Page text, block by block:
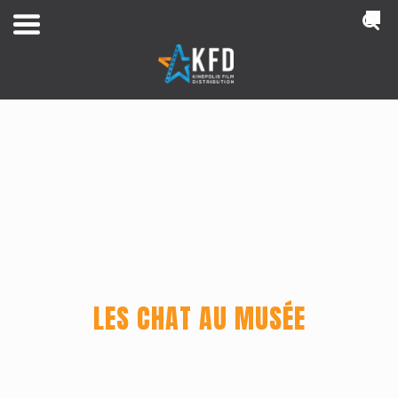
LES CHAT AU MUSÉE